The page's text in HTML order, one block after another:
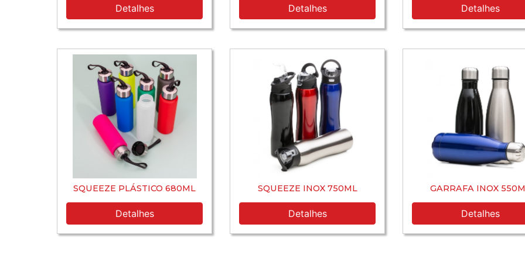
Detalhes Detalhes Detalhes
SQUEEZE PLÁSTICO 680ML
Detalhes
SQUEEZE INOX 750ML
Detalhes
GARRAFA INOX
Detalhes